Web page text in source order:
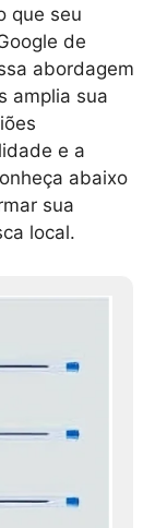
que seu
de
abordagem
amplia sua
e a
abaixo
sua
local.